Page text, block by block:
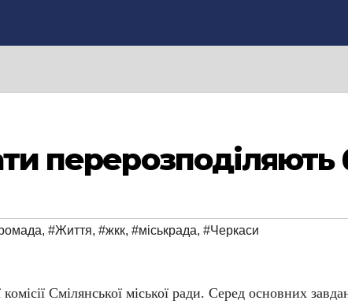
, #Життя, #жкк, #міськрада, #Черкаси
Смілянської міської ради. Серед основних